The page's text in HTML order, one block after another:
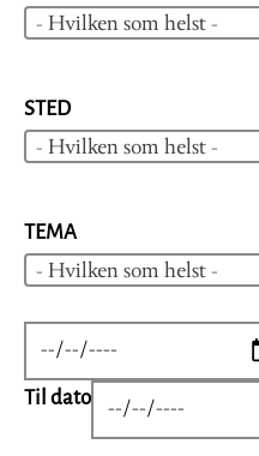
- Hvilken som helst -
STED
- Hvilken som helst -
TEMA
- Hvilken som helst -
DATE
Til dato DATE